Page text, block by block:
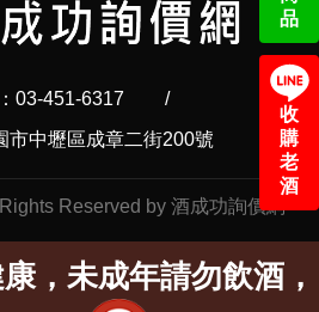
品
收
購
老
酒
03-451-6317
/
市中壢區成章二街200號
Reserved by 酒成功詢價網
，未成年請勿飲酒，